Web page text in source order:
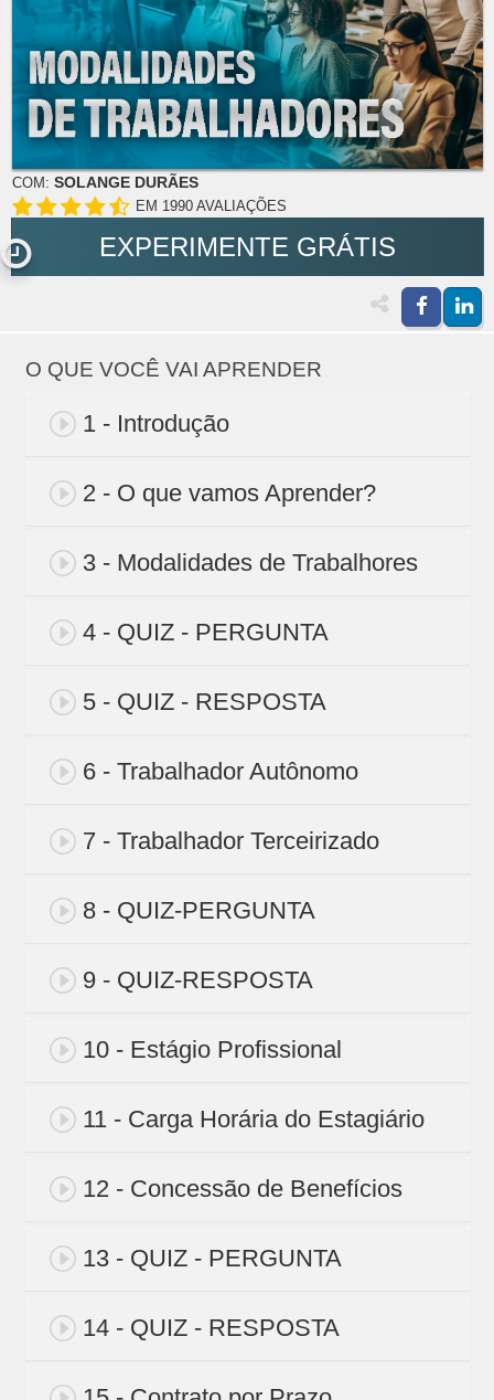
COM: SOLANGE DURÃES
EM 1990 AVALIAÇÕES
EXPERIMENTE GRÁTIS
O QUE VOCÊ VAI APRENDER
1 - Introdução
2 - O que vamos Aprender?
3 - Modalidades de Trabalhores
4 - QUIZ - PERGUNTA
5 - QUIZ - RESPOSTA
6 - Trabalhador Autônomo
7 - Trabalhador Terceirizado
8 - QUIZ-PERGUNTA
9 - QUIZ-RESPOSTA
10 - Estágio Profissional
11 - Carga Horária do Estagiário
12 - Concessão de Benefícios
13 - QUIZ - PERGUNTA
14 - QUIZ - RESPOSTA